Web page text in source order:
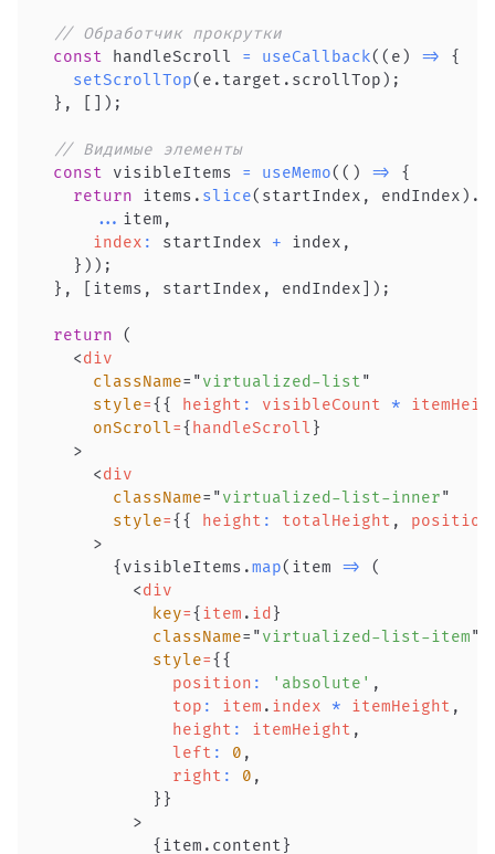
// Обработчик прокрутки
const handleScroll = useCallback( ( e ) =>
{
setScrollTop( e . target . scrollTop ) ;
} , ) ;
// Видимые элементы
const visibleItems = useMemo( ( ) =>
{
return items . slice( startIndex , endIndex ) .
... item ,
index : startIndex + index ,
} ) ) ;
} , items , startIndex , endIndex ) ;
return
(
<div
className= "virtualized-list"
style={ { height : visibleCount *
onScroll={ handleScroll }
>
<div
className= "virtualized-list-inner"
style={ { height : totalHeight , position
>
{ visibleItems .map( item =>
(
<div
key={ item . id }
className= "virtualized-list-item"
style={ {
position : 'absolute' ,
top : item . index * itemHeight ,
height : itemHeight ,
left : 0 ,
right : 0 ,
} }
>
{ item . content}